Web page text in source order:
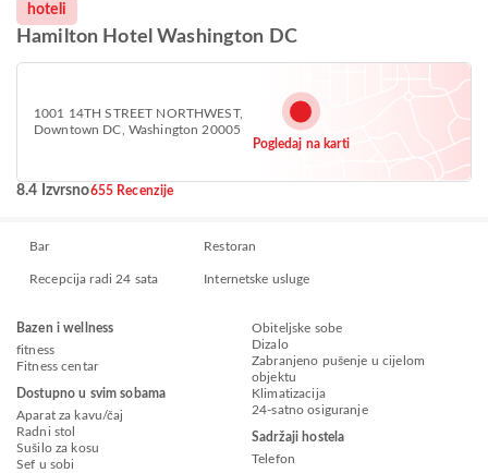
hoteli
Hamilton Hotel Washington DC
1001 14TH STREET NORTHWEST,
Downtown DC, Washington 20005
Pogledaj na karti
8.4 Izvrsno655 Recenzije
Bar Restoran
Recepcija radi 24 sata Internetske usluge
Bazen i wellness
fitness
Fitness centar
Dostupno u svim sobama
Aparat za kavu/čaj
Radni stol
Sušilo za kosu
Sef u sobi
Obiteljske sobe
Dizalo
Zabranjeno pušenje u cijelom
objektu
Klimatizacija
24-satno osiguranje
Sadržaji hostela
Telefon